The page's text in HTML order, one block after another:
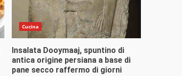
Cucina
Insalata Dooymaaj, spuntino di
antica origine persiana a base di
pane secco raffermo di giorni